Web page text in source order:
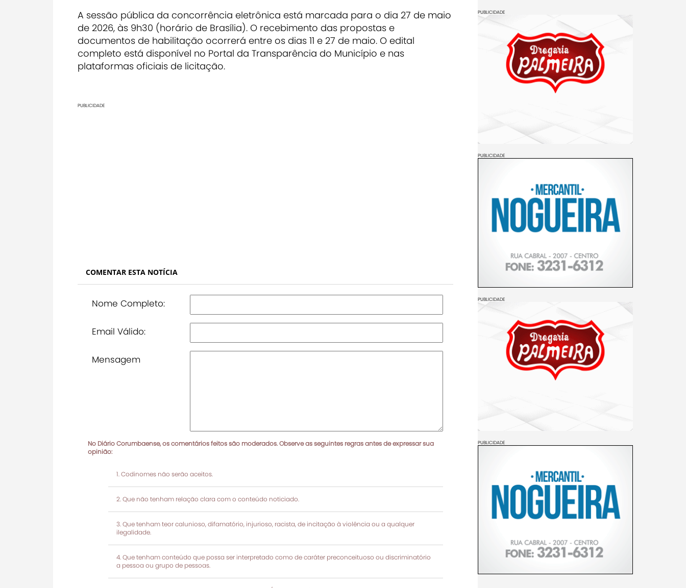
A sessão pública da concorrência eletrônica está marcada para o dia 27 de maio
de 2026, às 9h30 (horário de Brasília). O recebimento das propostas e
documentos de habilitação ocorrerá entre os dias 11 e 27 de maio. O edital
completo está disponível no Portal da Transparência do Município e nas
plataformas oficiais de licitação.
PUBLICIDADE
COMENTAR ESTA NOTÍCIA
Nome Completo:
Email Válido:
Mensagem
No Diário Corumbaense, os comentários feitos são moderados. Observe as seguintes regras antes de expressar sua
opinião:
Codinomes não serão aceitos.
Que não tenham relação clara com o conteúdo noticiado.
Que tenham teor calunioso, difamatório, injurioso, racista, de incitação à violência ou a qualquer
ilegalidade.
Que tenham conteúdo que possa ser interpretado como de caráter preconceituoso ou discriminatório
a pessoa ou grupo de pessoas.
PUBLICIDADE
PUBLICIDADE
PUBLICIDADE
PUBLICIDADE